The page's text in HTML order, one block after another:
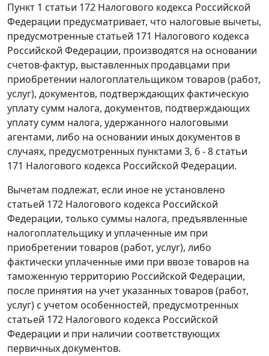
Пункт 1 статьи 172 Налогового кодекса Российской
Федерации предусматривает, что налоговые вычеты,
предусмотренные статьей 171 Налогового кодекса
Российской Федерации, производятся на основании
счетов-фактур, выставленных продавцами при
приобретении налогоплательщиком товаров (работ,
услуг), документов, подтверждающих фактическую
уплату сумм налога, документов, подтверждающих
уплату сумм налога, удержанного налоговыми
агентами, либо на основании иных документов в
случаях, предусмотренных пунктами 3, 6 - 8 статьи
171 Налогового кодекса Российской Федерации.
Вычетам подлежат, если иное не установлено
статьей 172 Налогового кодекса Российской
Федерации, только суммы налога, предъявленные
налогоплательщику и уплаченные им при
приобретении товаров (работ, услуг), либо
фактически уплаченные ими при ввозе товаров на
таможенную территорию Российской Федерации,
после принятия на учет указанных товаров (работ,
услуг) с учетом особенностей, предусмотренных
статьей 172 Налогового кодекса Российской
Федерации и при наличии соответствующих
первичных документов.